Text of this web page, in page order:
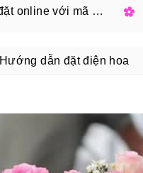
Giảm cho khách hàng đặt online với mã giảm giá
Hướng dẫn đặt điện hoa